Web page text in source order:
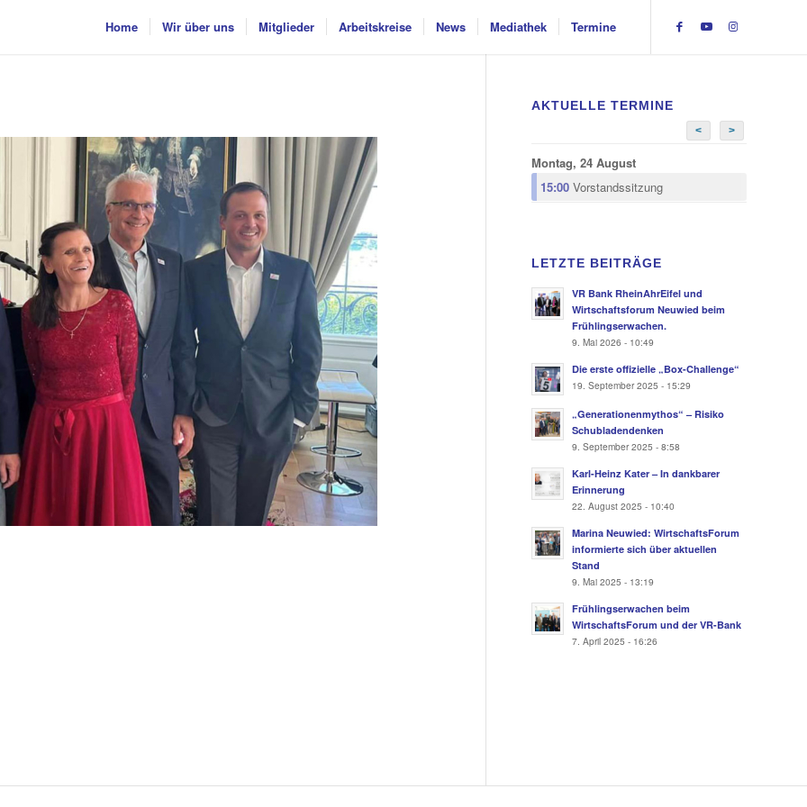
Home Wir über uns Mitglieder Arbeitskreise News Mediathek Termine
AKTUELLE TERMINE
< >
Montag, 24 August
15:00 Vorstandssitzung
LETZTE BEITRÄGE
VR Bank RheinAhrEifel und
Wirtschaftsforum Neuwied beim
Frühlingserwachen.
9. Mai 2026 - 10:49
Die erste offizielle „Box-Challenge“
19. September 2025 - 15:29
„Generationenmythos“ – Risiko
Schubladendenken
9. September 2025 - 8:58
Karl-Heinz Kater – In dankbarer
Erinnerung
22. August 2025 - 10:40
Marina Neuwied: WirtschaftsForum
informierte sich über aktuellen
Stand
9. Mai 2025 - 13:19
Frühlingserwachen beim
WirtschaftsForum und der VR-Bank
7. April 2025 - 16:26